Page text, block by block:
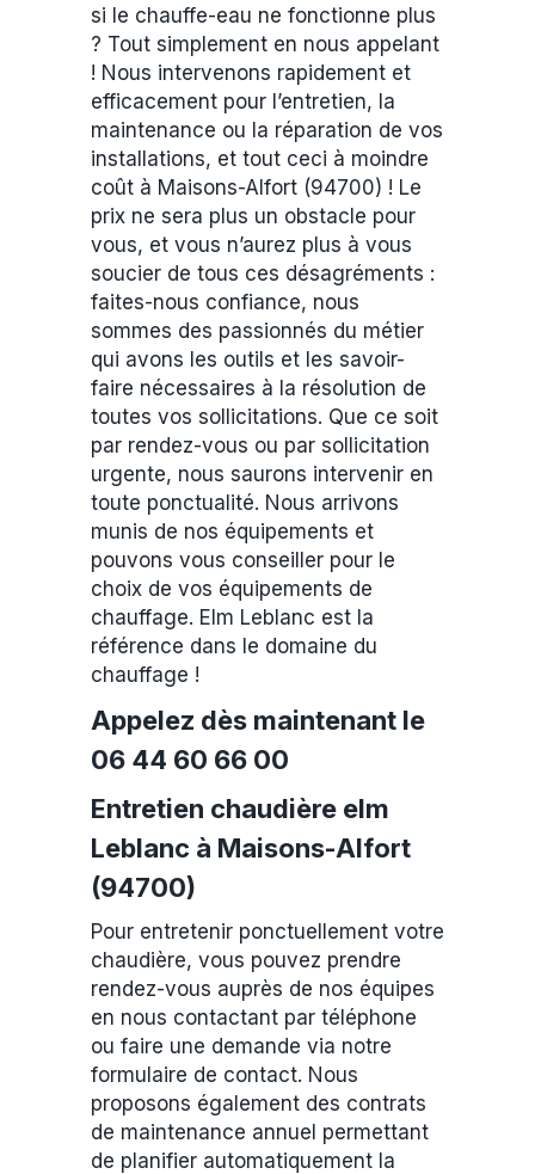
si le chauffe-eau ne fonctionne plus
? Tout simplement en nous appelant
! Nous intervenons rapidement et
efficacement pour l’entretien, la
maintenance ou la réparation de vos
installations, et tout ceci à moindre
coût à Maisons-Alfort (94700) ! Le
prix ne sera plus un obstacle pour
vous, et vous n’aurez plus à vous
soucier de tous ces désagréments :
faites-nous confiance, nous
sommes des passionnés du métier
qui avons les outils et les savoir-
faire nécessaires à la résolution de
toutes vos sollicitations. Que ce soit
par rendez-vous ou par sollicitation
urgente, nous saurons intervenir en
toute ponctualité. Nous arrivons
munis de nos équipements et
pouvons vous conseiller pour le
choix de vos équipements de
chauffage. Elm Leblanc est la
référence dans le domaine du
chauffage !
Appelez dès maintenant le
06 44 60 66 00
Entretien chaudière elm
Leblanc à Maisons-Alfort
(94700)
Pour entretenir ponctuellement votre
chaudière, vous pouvez prendre
rendez-vous auprès de nos équipes
en nous contactant par téléphone
ou faire une demande via notre
formulaire de contact. Nous
proposons également des contrats
de maintenance annuel permettant
de planifier automatiquement la